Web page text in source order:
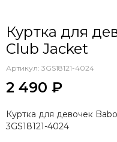
Куртка для
Club Jacket
Артикул: 3GS18121-4024
2 490 ₽
Куртка для девочек
3GS18121-4024